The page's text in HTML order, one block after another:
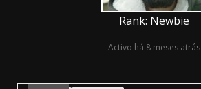
Rank: Newbie
Activo há 8 meses atrás